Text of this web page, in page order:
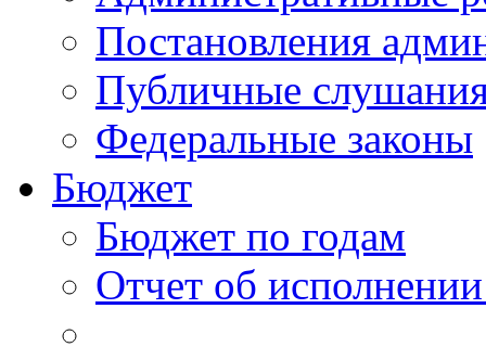
Постановления
Публичные
Федеральные законы
Бюджет
Бюджет по годам
Отчет об